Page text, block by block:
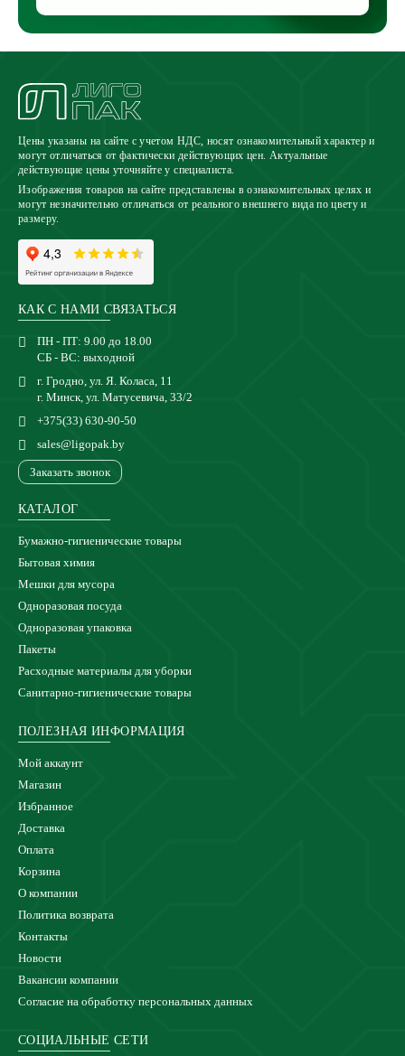
Цены указаны на сайте с учетом НДС, носят ознакомительный характер и
могут отличаться от фактически действующих цен. Актуальные
действующие цены уточняйте у специалиста.
Изображения товаров на сайте представлены в ознакомительных целях и
могут незначительно отличаться от реального внешнего вида по цвету и
размеру.
КАК С НАМИ СВЯЗАТЬСЯ
ПН - ПТ: 9.00 до 18.00
СБ - ВС: выходной
г. Гродно, ул. Я. Коласа, 11
г. Минск, ул. Матусевича, 33/2
+375(33) 630-90-50
sales@ligopak.by
Заказать звонок
КАТАЛОГ
Бумажно-гигиенические товары
Бытовая химия
Мешки для мусора
Одноразовая посуда
Одноразовая упаковка
Пакеты
Расходные материалы для уборки
Санитарно-гигиенические товары
ПОЛЕЗНАЯ ИНФОРМАЦИЯ
Мой аккаунт
Магазин
Избранное
Доставка
Оплата
Корзина
О компании
Политика возврата
Контакты
Новости
Вакансии компании
Согласие на обработку персональных данных
СОЦИАЛЬНЫЕ СЕТИ